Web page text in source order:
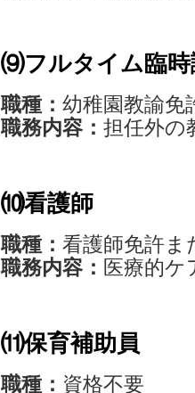
⑼フルタイム臨時
職種： 幼稚園教諭免
職務内容： 担任外の
⑽看護師
職種： 看護師免許ま
職務内容： 医療的ケ
⑾保育補助員
職種： 資格不要